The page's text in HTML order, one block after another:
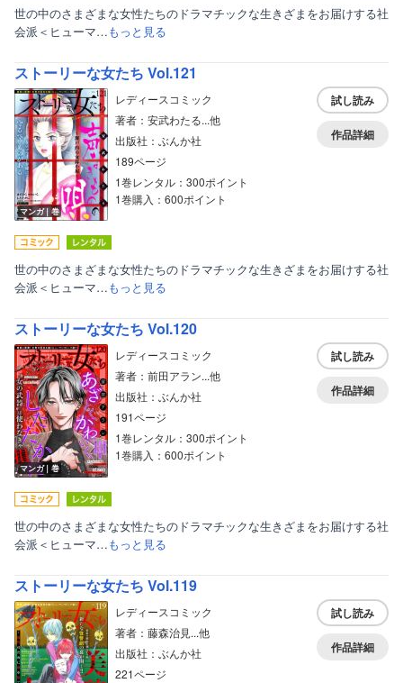
世の中のさまざまな女性たちのドラマチックな生きざまをお届けする社
会派＜ヒューマ…もっと見る
ストーリーな女たち Vol.121
マンガ｜巻
レディースコミック
著者：安武わたる...他
出版社：ぶんか社
189ページ
1巻レンタル：300ポイント
1巻購入：600ポイント
試し読み
作品詳細
世の中のさまざまな女性たちのドラマチックな生きざまをお届けする社
会派＜ヒューマ…もっと見る
ストーリーな女たち Vol.120
マンガ｜巻
レディースコミック
著者：前田アラン...他
出版社：ぶんか社
191ページ
1巻レンタル：300ポイント
1巻購入：600ポイント
試し読み
作品詳細
世の中のさまざまな女性たちのドラマチックな生きざまをお届けする社
会派＜ヒューマ…もっと見る
ストーリーな女たち Vol.119
レディースコミック
著者：藤森治見...他
出版社：ぶんか社
221ページ
試し読み
作品詳細